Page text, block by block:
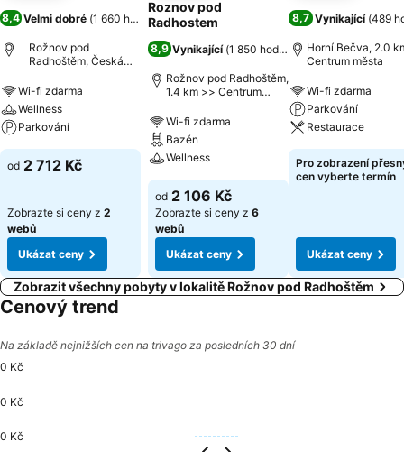
8,4 Velmi dobré (1 660 hodnocení)
Rožnov pod
Radhoštěm, Česká
Wi-fi zdarma
Wellness
Parkování
od 2 712 Kč
Zobrazte si ceny z 2
webů
Ukázat ceny
Roznov pod
Radhostem
8,9 Vynikající (1 850 hodnocení)
Rožnov pod Radhoštěm,
1.4 km >> Centrum
Wi-fi zdarma
Bazén
Wellness
od 2 106 Kč
Zobrazte si ceny z 6
webů
Ukázat ceny
8,7 Vynikající (489
Horní Bečva, 2.0
Centrum města
Wi-fi zdarma
Parkování
Restaurace
Pro zobrazení
cen vyberte termín
Ukázat ceny
Zobrazit všechny pobyty v lokalitě Rožnov pod Radhoštěm
Cenový trend
Na základě nejnižších cen na trivago za posledních 30 dní
0 Kč
0 Kč
0 Kč